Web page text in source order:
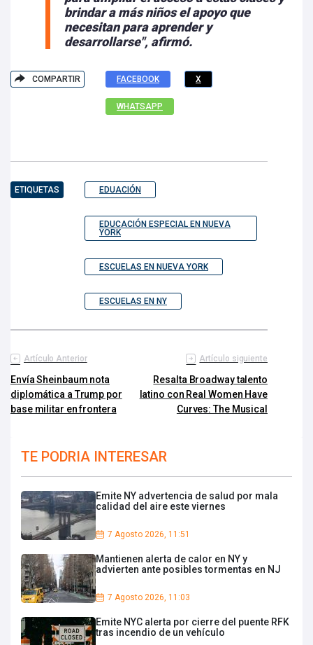
brindar a más niños el apoyo que
necesitan para aprender y
desarrollarse", afirmó.
COMPARTIR FACEBOOK X
WHATSAPP
ETIQUETAS EDUACIÓN
EDUCACIÓN ESPECIAL EN NUEVA
YORK
ESCUELAS EN NUEVA YORK
ESCUELAS EN NY
Artículo Anterior
Envía Sheinbaum nota
diplomática a Trump por
base militar en frontera
Artículo siguiente
Resalta Broadway talento
latino con Real Women Have
Curves: The Musical
TE PODRIA INTERESAR
Emite NY advertencia de salud por mala
calidad del aire este viernes
7 Agosto 2026, 11:51
Mantienen alerta de calor en NY y
advierten ante posibles tormentas en NJ
7 Agosto 2026, 11:03
Emite NYC alerta por cierre del puente RFK
tras incendio de un vehículo